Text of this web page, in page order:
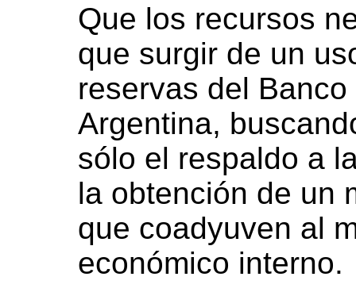
Que los recursos
que surgir de un
reservas del
Argentina,
sólo el respaldo a
la obtención de un
que coadyuven al
económico interno.